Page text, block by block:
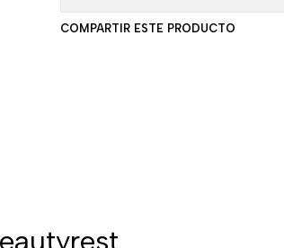
t
iCOMPARTIR ESTE PRODUCTO